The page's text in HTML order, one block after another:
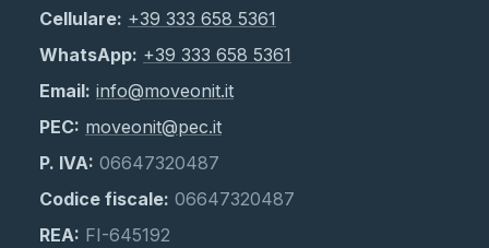
Cellulare: +39 333 658 5361
WhatsApp: +39 333 658 5361
Email: info@moveonit.it
PEC: moveonit@pec.it
P. IVA: 06647320487
Codice fiscale: 06647320487
REA: FI-645192